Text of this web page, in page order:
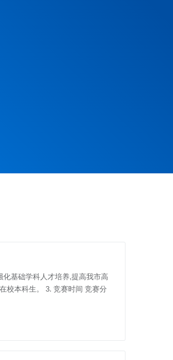
基础学科人才培养,提高我市高
校本科生。 3. 竞赛时间 竞赛分